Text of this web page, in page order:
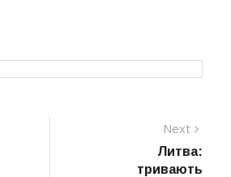
Next
Литва:
тривають